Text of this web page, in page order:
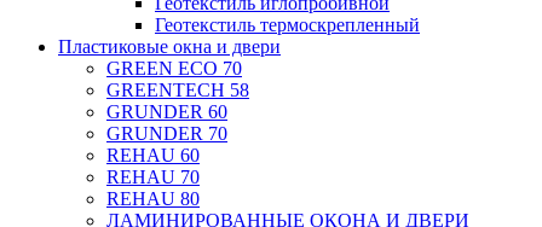
Геотекстиль термоскрепленный
Пластиковые окна и двери
GREEN ECO 70
GREENTECH 58
GRUNDER 60
GRUNDER 70
REHAU 60
REHAU 70
REHAU 80
ЛАМИНИРОВАННЫЕ ОКОНА И ДВЕРИ